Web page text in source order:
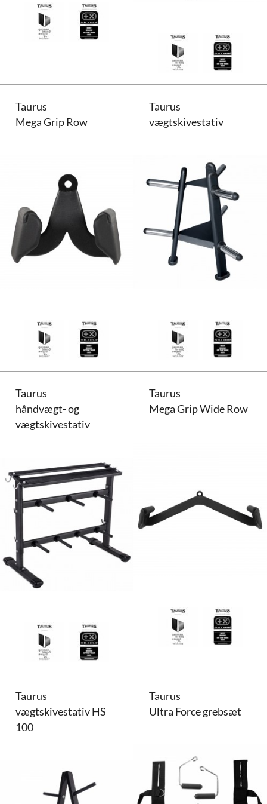
Taurus
Mega Grip Row
Taurus
vægtskivestativ
Taurus
håndvægt- og
vægtskivestativ
Taurus håndvægt- og
Taurus
Mega Grip Wide Row
Taurus
vægtskivestativ HS
100
Taurus
Ultra Force grebsæt